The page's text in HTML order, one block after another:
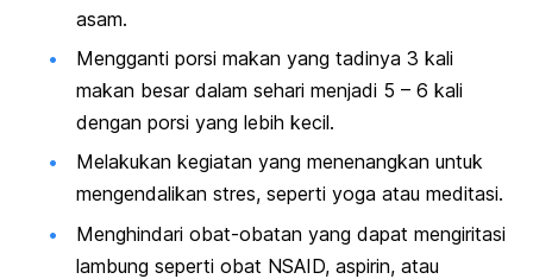
asam.
Mengganti porsi makan yang tadinya 3 kali
makan besar dalam sehari menjadi 5 – 6 kali
dengan porsi yang lebih kecil.
Melakukan kegiatan yang menenangkan untuk
mengendalikan stres, seperti yoga atau meditasi.
Menghindari obat-obatan yang dapat mengiritasi
lambung seperti obat NSAID, aspirin, atau